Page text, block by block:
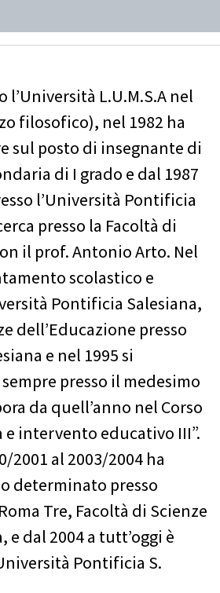
l’Università L.U.M.S.A nel
filosofico), nel 1982 ha
sul posto di insegnante di
di I grado e dal 1987
l’Università Pontificia
presso la Facoltà di
il prof. Antonio Arto. Nel
scolastico e
Pontificia Salesiana,
dell’Educazione presso
e nel 1995 si
presso il medesimo
da quell’anno nel Corso
e intervento educativo III”.
2001 al 2003/2004 ha
determinato presso
Tre, Facoltà di Scienze
dal 2004 a tutt’oggi è
Pontificia S.